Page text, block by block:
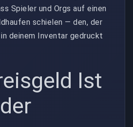
Spieler und Orgs auf einen
schielen — den, der
deinem Inventar gedruckt
Ist